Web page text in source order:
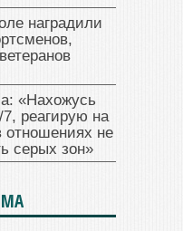
наградили
«Нахожусь
7, реагирую на
отношениях не
серых зон»